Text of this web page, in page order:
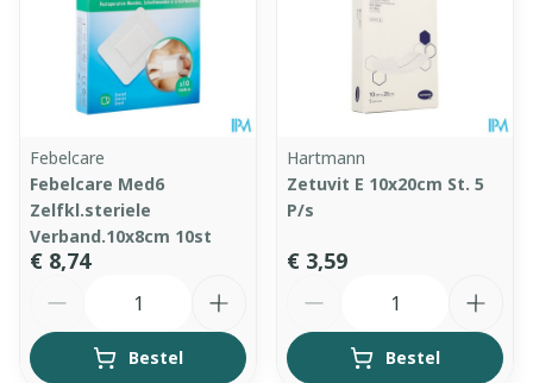
Febelcare
Febelcare Med6
Zelfkl.steriele
Verband.10x8cm 10st
€ 8,74
Bestel
Hartmann
Zetuvit E 10x20cm St. 5
P/s
€ 3,59
Bestel